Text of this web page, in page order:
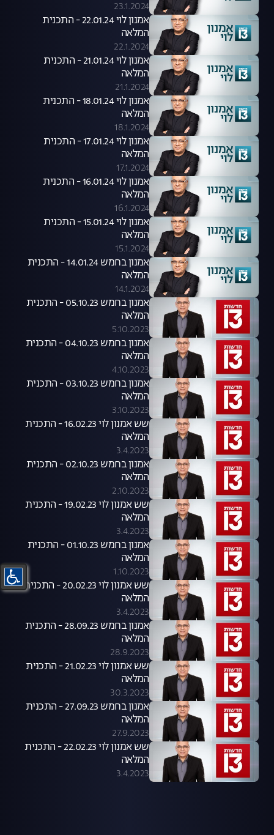
23.1.2024
אמנון לוי 22.01.24 - התכנית
המלאה
22.1.2024
אמנון לוי 21.01.24 - התכנית
המלאה
21.1.2024
אמנון לוי 18.01.24 - התכנית
המלאה
18.1.2024
אמנון לוי 17.01.24 - התכנית
המלאה
17.1.2024
אמנון לוי 16.01.24 - התכנית
המלאה
16.1.2024
אמנון לוי 15.01.24 - התכנית
המלאה
15.1.2024
אמנון בחמש 14.01.24 - התכנית
המלאה
14.1.2024
אמנון בחמש 05.10.23 - התכנית
המלאה
5.10.2023
אמנון בחמש 04.10.23 - התכנית
המלאה
4.10.2023
אמנון בחמש 03.10.23 - התכנית
המלאה
3.10.2023
שש אמנון לוי 16.02.23 - התכנית
המלאה
3.4.2023
אמנון בחמש 02.10.23 - התכנית
המלאה
2.10.2023
שש אמנון לוי 19.02.23 - התכנית
המלאה
3.4.2023
אמנון בחמש 01.10.23 - התכנית
המלאה
1.10.2023
שש אמנון לוי 20.02.23 - התכנית
המלאה
3.4.2023
אמנון בחמש 28.09.23 - התכנית
המלאה
28.9.2023
שש אמנון לוי 21.02.23 - התכנית
המלאה
30.3.2023
אמנון בחמש 27.09.23 - התכנית
המלאה
27.9.2023
שש אמנון לוי 22.02.23 - התכנית
המלאה
3.4.2023